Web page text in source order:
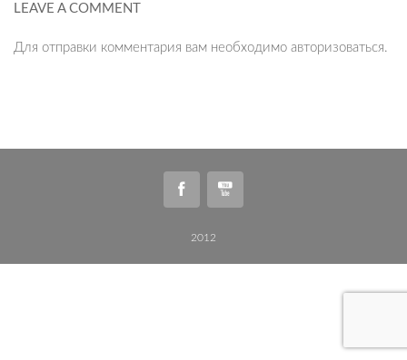
LEAVE A COMMENT
Для отправки комментария вам необходимо авторизоваться.
2012